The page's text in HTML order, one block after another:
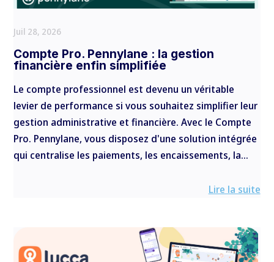
Compte Pro. Pennylane : la gestion
financière enfin simplifiée
Juil 28, 2026
Le compte professionnel est devenu un véritable
levier de performance si vous souhaitez simplifier leur
gestion administrative et financière. Avec le Compte
Pro. Pennylane, vous disposez d'une solution intégrée
qui centralise les paiements, les encaissements, la...
Lire la suite